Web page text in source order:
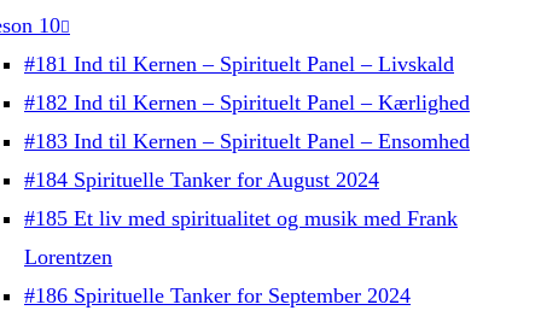
10
#181 Ind til Kernen – Spirituelt Panel – Livskald
#182 Ind til Kernen – Spirituelt Panel – Kærlighed
#183 Ind til Kernen – Spirituelt Panel – Ensomhed
#184 Spirituelle Tanker for August 2024
#185 Et liv med spiritualitet og musik med Frank
Lorentzen
#186 Spirituelle Tanker for September 2024